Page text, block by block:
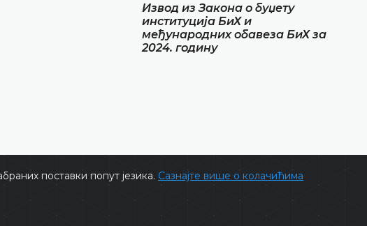
поставки попут језика. Сазнајте више о колачићима
Извод из Закона о буџету
институција БиХ и
међународних обавеза БиХ за
2024. годину